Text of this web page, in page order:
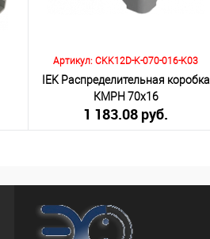
Под заказ
Артикул: CKK12D-K-070-016-K03
IEK Распределительная коробка
КМРН 70х16
1 183.08 руб.
В корзину